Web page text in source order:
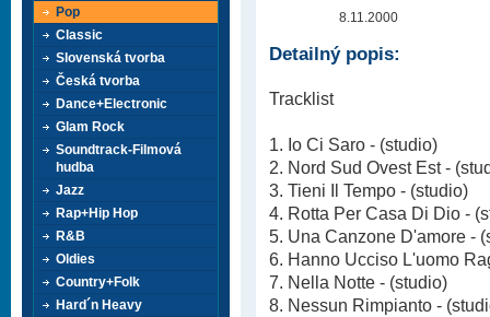
8.11.2000
Detailný popis:
Tracklist
1. Io Ci Saro - (studio)
2. Nord Sud Ovest Est -
3. Tieni Il Tempo - (studio)
4. Rotta Per Casa Di Dio -
5. Una Canzone D'amore -
6. Hanno Ucciso L'uomo
7. Nella Notte - (studio)
8. Nessun Rimpianto -
Pop
Classic
Slovenská tvorba
Česká tvorba
Dance+Electronic
Glam Rock
Soundtrack-Filmová
hudba
Jazz
Rap+Hip Hop
R&B
Oldies
Country+Folk
Hard´n Heavy